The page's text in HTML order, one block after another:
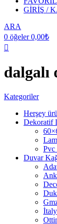
GİRİŞ /
ARA
0 öğeler 0,00₺
dalgalı
Kategoriler
Herşey
Dekoratif
Pvc
Duvar